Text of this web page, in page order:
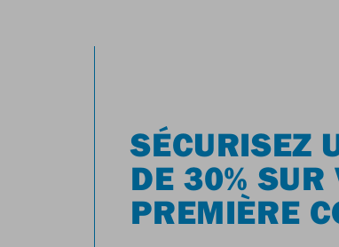
SÉCURISEZ
DE 30% SUR
PREMIÈRE